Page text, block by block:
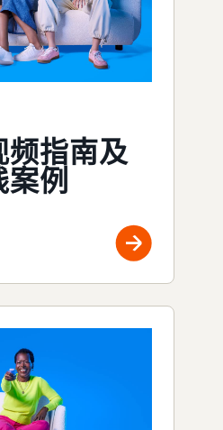
频指南及
例